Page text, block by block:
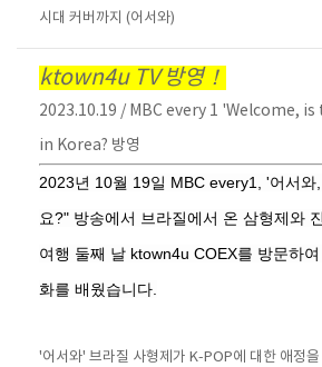
시대 커버까지 (어서와)
ktown4u TV 방영！
2023.10.19 / MBC every 1 'Welcome,
in Korea? 방영
2023년 10월 19일 MBC every1, '어서와
요?" 방송에서 브라질에서 온 삼형제와
여행 둘째 날 ktown4u COEX를 방문하
화를 배웠습니다.
'어서와' 브라질 사형제가 K-POP에 대한 애정을